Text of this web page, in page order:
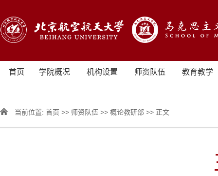
首页 学院概况 机构设置 师资队伍 教育教学
当前位置: 首页 >> 师资队伍 >> 概论教研部 >> 正文